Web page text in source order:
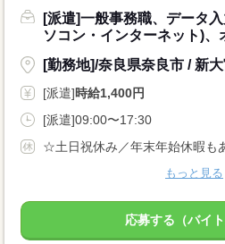
[派遣]一般事務職、データ
ソコン・インターネット)、
[勤務地]/奈良県奈良市 / 新
[派遣]時給1,400円
[派遣]09:00〜17:30
☆土日祝休み／年末年始休暇も
もっと見る
応募する（バイト